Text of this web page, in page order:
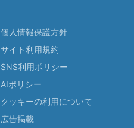
個人情報保護方針
サイト利用規約
SNS利用ポリシー
AIポリシー
クッキーの利用について
広告掲載